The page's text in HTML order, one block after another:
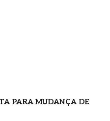
PARA MUDANÇA DE